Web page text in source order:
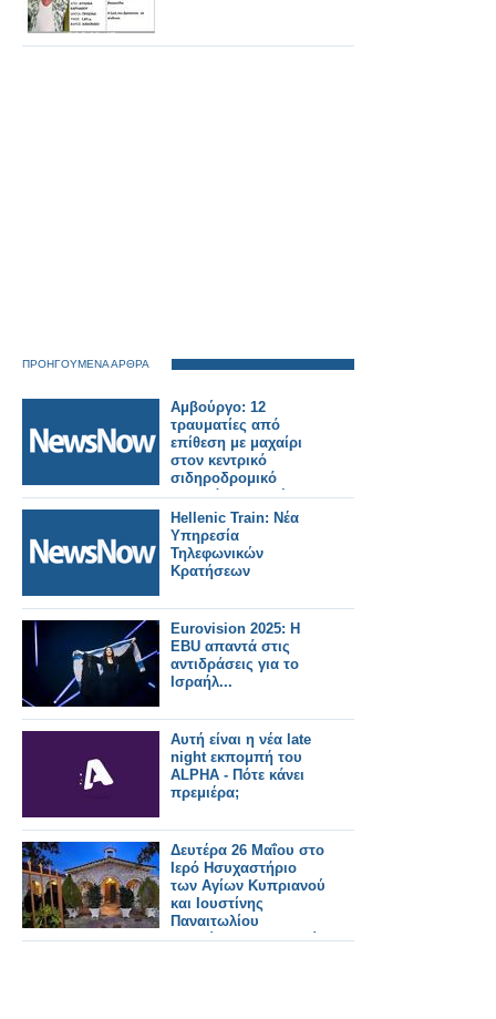
ΠΡΟΗΓΟΥΜΕΝΑ ΑΡΘΡΑ
Αμβούργο: 12
τραυματίες από
επίθεση με μαχαίρι
στον κεντρικό
σιδηροδρομικό
σταθμό – Συνελήφθη
μία γυναίκα
Hellenic Train: Νέα
Υπηρεσία
Τηλεφωνικών
Κρατήσεων
Eurovision 2025: Η
EBU απαντά στις
αντιδράσεις για το
Ισραήλ...
Αυτή είναι η νέα late
night εκπομπή του
ALPHA - Πότε κάνει
πρεμιέρα;
Δευτέρα 26 Μαΐου στο
Ιερό Ησυχαστήριο
των Αγίων Κυπριανού
και Ιουστίνης
Παναιτωλίου
Αγρινίου, θα τελεστεί